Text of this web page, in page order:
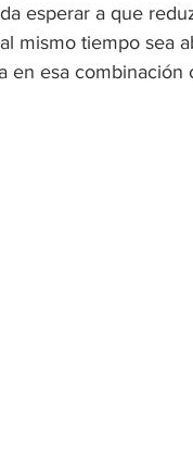
esperar a que
mismo tiempo sea
en esa combinación